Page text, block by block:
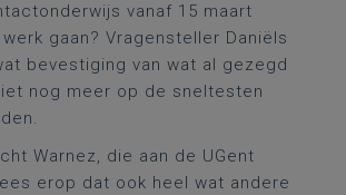
vanaf 15 maart
gaan? Vragensteller Daniëls
bevestiging van wat al gezegd
nog meer op de sneltesten
Warnez, die aan de UGent
erop dat ook heel wat andere